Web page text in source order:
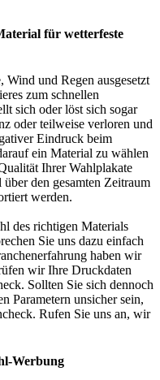
für wetterfeste
Wind und Regen ausgesetzt
zum schnellen
sich oder löst sich sogar
oder teilweise verloren und
Eindruck beim
ein Material zu wählen
Ihrer Wahlplakate
den gesamten Zeitraum
werden.
des richtigen Materials
Sie uns dazu einfach
haben wir
wir Ihre Druckdaten
Sollten Sie sich dennoch
Parametern unsicher sein,
Rufen Sie uns an, wir
Werbung